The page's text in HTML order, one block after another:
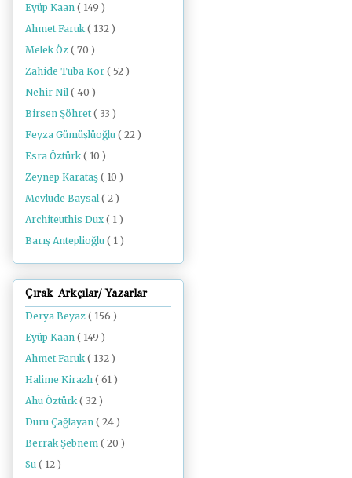
Eyüp Kaan ( 149 )
Ahmet Faruk ( 132 )
Melek Öz ( 70 )
Zahide Tuba Kor ( 52 )
Nehir Nil ( 40 )
Birsen Şöhret ( 33 )
Feyza Gümüşlüoğlu ( 22 )
Esra Öztürk ( 10 )
Zeynep Karataş ( 10 )
Mevlude Baysal ( 2 )
Architeuthis Dux ( 1 )
Barış Anteplioğlu ( 1 )
Çırak Arkçılar/ Yazarlar
Derya Beyaz ( 156 )
Eyüp Kaan ( 149 )
Ahmet Faruk ( 132 )
Halime Kirazlı ( 61 )
Ahu Öztürk ( 32 )
Duru Çağlayan ( 24 )
Berrak Şebnem ( 20 )
Su ( 12 )